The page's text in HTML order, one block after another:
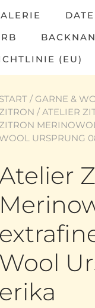
(EU)
START / GARNE &
/ATELIER
WOOL URSPRUNG
Wool
erika